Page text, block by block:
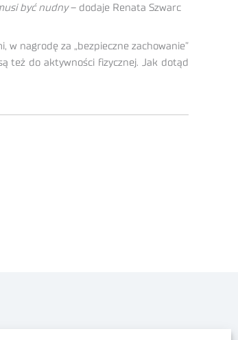
być nudny– dodaje Renata Szwarc
w nagrodę za „bezpieczne zachowanie”
też do aktywności fizycznej. Jak dotąd